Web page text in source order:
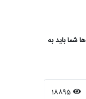
شما باید به
18895